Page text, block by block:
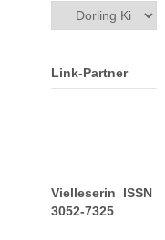
Kategorien
Link-Partner
Vielleserin ISSN
3052-7325